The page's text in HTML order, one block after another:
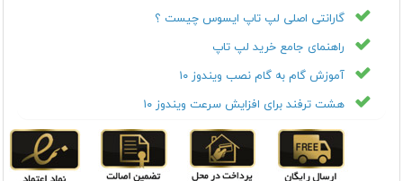
گارانتی اصلی لپ تاپ ایسوس چیست ؟
راهنمای جامع خرید لپ تاپ
آموزش گام به گام نصب ویندوز ۱۰
هشت ترفند برای افزایش سرعت ویندوز ۱۰